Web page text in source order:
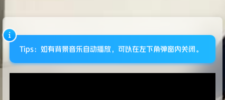
Tips：如有背景音乐自动播放，可以在左下角弹窗内关闭。